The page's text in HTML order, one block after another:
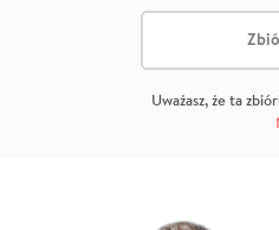
Uważasz, że ta